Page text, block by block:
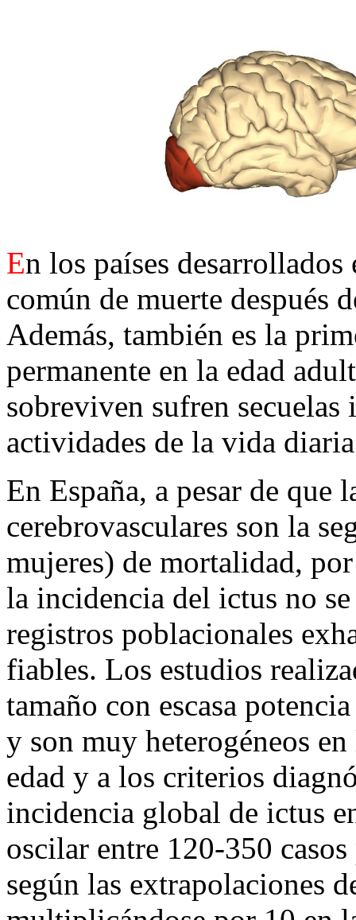
En los países desarrollados
común de muerte después
Además, también es la
permanente en la edad
sobreviven sufren
actividades de la vida
En España, a pesar de que
cerebrovasculares son la
mujeres) de mortalidad,
la incidencia del ictus no
registros poblacionales
fiables. Los estudios
tamaño con escasa
y son muy heterogéneos
edad y a los criterios
incidencia global de ictus
oscilar entre 120-350
según las extrapolaciones